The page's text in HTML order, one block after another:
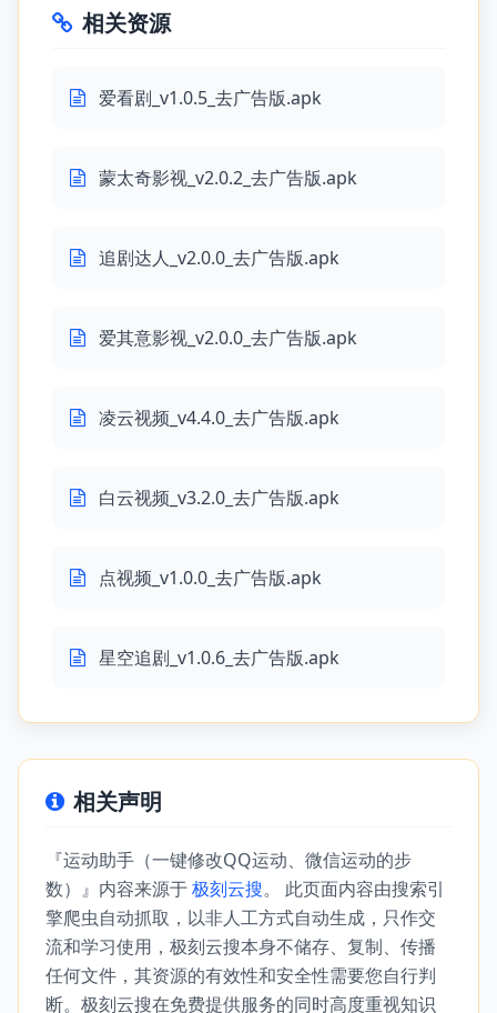
相关资源
爱看剧_v1.0.5_去广告版.apk
蒙太奇影视_v2.0.2_去广告版.apk
追剧达人_v2.0.0_去广告版.apk
爱其意影视_v2.0.0_去广告版.apk
凌云视频_v4.4.0_去广告版.apk
白云视频_v3.2.0_去广告版.apk
点视频_v1.0.0_去广告版.apk
星空追剧_v1.0.6_去广告版.apk
相关声明
『运动助手（一键修改QQ运动、微信运动的步
数）』内容来源于极刻云搜。 此页面内容由搜索引
擎爬虫自动抓取，以非人工方式自动生成，只作交
流和学习使用，极刻云搜本身不储存、复制、传播
任何文件，其资源的有效性和安全性需要您自行判
断。极刻云搜在免费提供服务的同时高度重视知识